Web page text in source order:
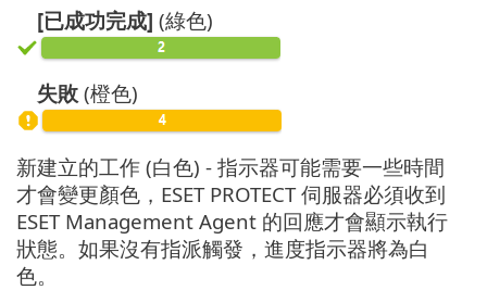
[已成功完成] (綠色)
失敗 (橙色)
新建立的工作 (白色) - 指示器可能需要一些時間
才會變更顏色，ESET PROTECT 伺服器必須收到
ESET Management Agent 的回應才會顯示執行
狀態。如果沒有指派觸發，進度指示器將為白
色。